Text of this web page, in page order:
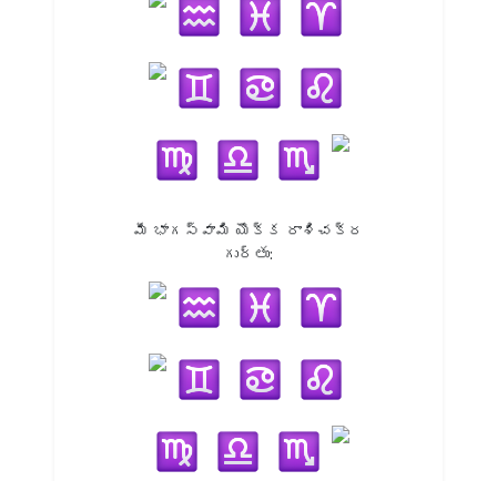
మీ భాగస్వామి యొక్క రాశిచక్ర
గుర్తు: